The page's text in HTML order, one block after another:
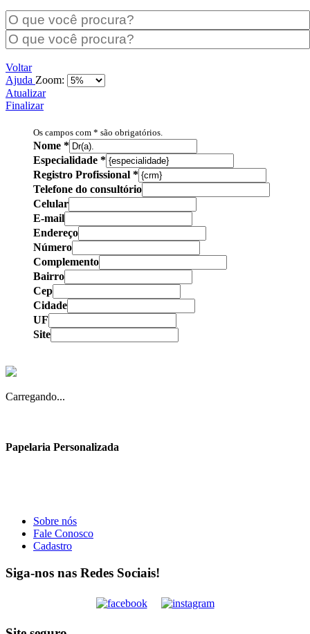
Voltar
Ajuda Zoom:
Atualizar
Finalizar
Os campos com * são obrigatórios.
Nome *
Especialidade *
Registro Profissional *
Telefone do consultório
Celular
E-mail
Endereço
Número
Complemento
Bairro
Cep
Cidade
UF
Site
Carregando...
Papelaria Personalizada
Sobre nós
Fale Conosco
Cadastro
Siga-nos nas Redes Sociais!